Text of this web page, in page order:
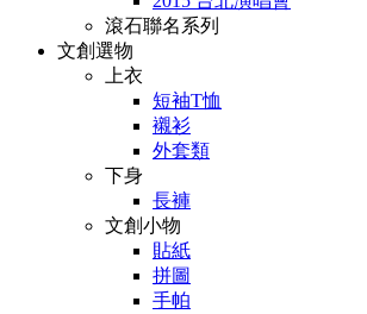
滾石聯名系列
文創選物
上衣
短袖T恤
襯衫
外套類
下身
長褲
文創小物
貼紙
拼圖
手帕